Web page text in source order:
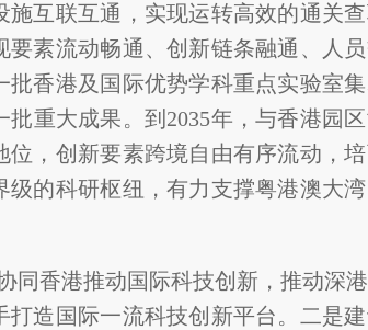
互联互通，实现运转高效的通关
素流动畅通、创新链条融通、人
香港及国际优势学科重点实验室集
重大成果。到2035年，与香港园
，创新要素跨境自由有序流动，
的科研枢纽，有力支撑粤港澳大
同香港推动国际科技创新，推动深
造国际一流科技创新平台。二是